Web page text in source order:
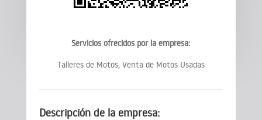
Servicios ofrecidos por la empresa:
Talleres de Motos, Venta de Motos Usadas
Descripción de la empresa: